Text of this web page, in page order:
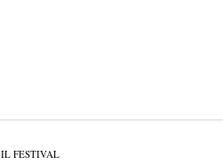
IL FESTIVAL